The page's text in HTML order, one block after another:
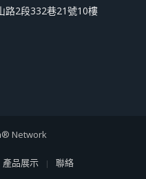
路2段332巷21號10樓
® Network
產品展示 聯絡